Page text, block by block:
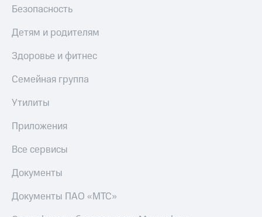
Безопасность
Детям и родителям
Здоровье и фитнес
Семейная группа
Утилиты
Приложения
Все сервисы
Документы
Документы ПАО «МТС»